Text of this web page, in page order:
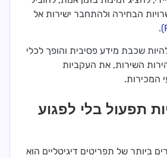
הבחירה ולהתחבר ישירות אל
.
שכבת מידע פסיבית והופך לכלי
השירות, את העקביות
המכירות.
תפעול בלי לפגוע
ביותר של תפריטים דיגיטליים הוא